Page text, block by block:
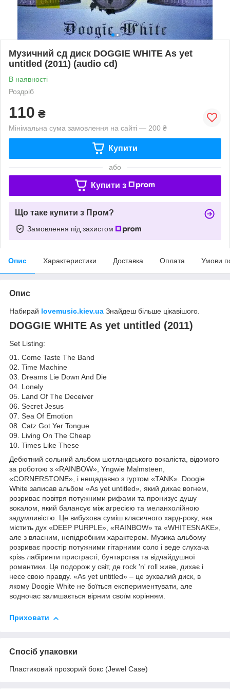
Музичний сд диск DOGGIE WHITE As yet
untitled (2011) (audio cd)
В наявності
Роздріб
110 ₴
Мінімальна сума замовлення на сайті — 200 ₴
Купити
або
Купити з
Що таке купити з Пром?
Замовлення під захистом
Опис Характеристики Доставка Оплата Умови
Опис
Набирай lovemusic.kiev.ua Знайдеш більше цікавішого.
DOGGIE WHITE As yet untitled (2011)
Set Listing:
01. Come Taste The Band
02. Time Machine
03. Dreams Lie Down And Die
04. Lonely
05. Land Of The Deceiver
06. Secret Jesus
07. Sea Of Emotion
08. Catz Got Yer Tongue
09. Living On The Cheap
10. Times Like These
Дебютний сольний альбом шотландського вокаліста, відомого
за роботою з «RAINBOW», Yngwie Malmsteen,
«CORNERSTONE», і нещадавно з гуртом «TANK». Doogie
White записав альбом «As yet untitled», який дихає вогнем,
розриває повітря потужними рифами та пронизує душу
вокалом, який балансує між агресією та меланхолійною
задумливістю. Це вибухова суміш класичного хард-року, яка
містить дух «DEEP PURPLE», «RAINBOW» та «WHITESNAKE»,
але з власним, непідробним характером. Музика альбому
розриває простір потужними гітарними соло і веде слухача
крізь лабіринти пристрасті, бунтарства та відчайдушної
романтики. Це подорож у світ, де rock 'n' roll живе, дихає і
несе свою правду. «As yet untitled» – це зухвалий диск, в
якому Doogie White не боїться експериментувати, але
водночас залишається вірним своїм корінням.
Приховати
Спосіб упаковки
Пластиковий прозорий бокс (Jewel Case)